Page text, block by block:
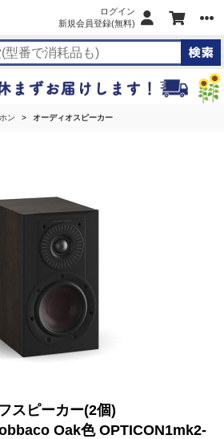
ログイン
新規会員登録(無料)
ン オーディオスピーカー
スピーカー(2個)
Oak色 OPTICON1mk2-